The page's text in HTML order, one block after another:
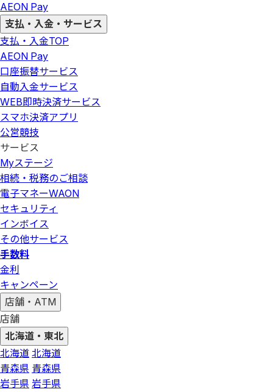
AEON Pay
支払・入金・サービス
支払・入金TOP
AEON Pay
口座振替サービス
自動入金サービス
WEB即時決済サービス
スマホ決済アプリ
公営競技
サービス
Myステージ
相続・税務のご相談
電子マネーWAON
セキュリティ
インボイス
その他サービス
手数料
金利
キャンペーン
店舗・ATM
店舗
北海道・東北
北海道 北海道
青森県 青森県
岩手県 岩手県